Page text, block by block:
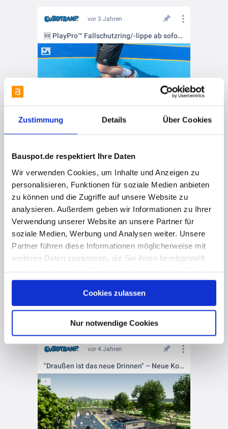
Zustimmung Details Über Cookies
Bauspot.de respektiert Ihre Daten
Wir verwenden Cookies, um Inhalte und Anzeigen zu
personalisieren, Funktionen für soziale Medien anbieten
zu können und die Zugriffe auf unsere Website zu
analysieren. Außerdem geben wir Informationen zu Ihrer
Verwendung unserer Website an unsere Partner für
soziale Medien, Werbung und Analysen weiter. Unsere
Partner führen diese Informationen möglicherweise mit
weiteren Daten zusammen, die Sie ihnen bereitgestellt
gesammelt haben. Hier finden Sie Informationen zum
und unserImpressum.
Cookies zulassen
Nur notwendige Cookies
vor 3 Jahren
🆕 PlayPro™ Fallschutzring/-lippe ab sofort auch für alle eckigen Kids Tramp-Modelle erhältlich!
vor 3 Jahren
NEUE VERSION 2023: Fallschutzplattensystem mit EPDM-Oberschicht für Eurotramps Spielplatz-Trampoline 'Kids Tramp'
vor 4 Jahren
"Draußen ist das neue Drinnen" – Neue Kooperation mit SportAtrium